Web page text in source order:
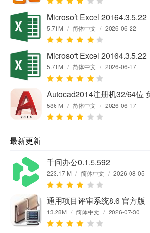
Microsoft Excel 20164.3.5.22
5.71M / 简体中文 / 2026-06-22
Microsoft Excel 20164.3.5.22
5.71M / 简体中文 / 2026-06-17
Autocad2014注册机32/64位
586 M / 简体中文 / 2026-06-17
最新更新
千问办公0.1.5.592
223.17 M / 简体中文 / 2026-08-05
通用项目评审系统8.6 官方版
13.28M / 简体中文 / 2026-07-30